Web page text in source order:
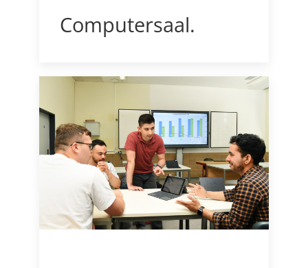
Computersaal.